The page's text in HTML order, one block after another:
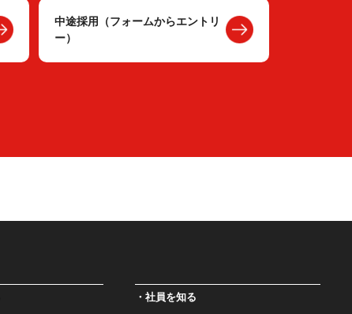
中途採用（フォームからエントリ
ー）
社員を知る